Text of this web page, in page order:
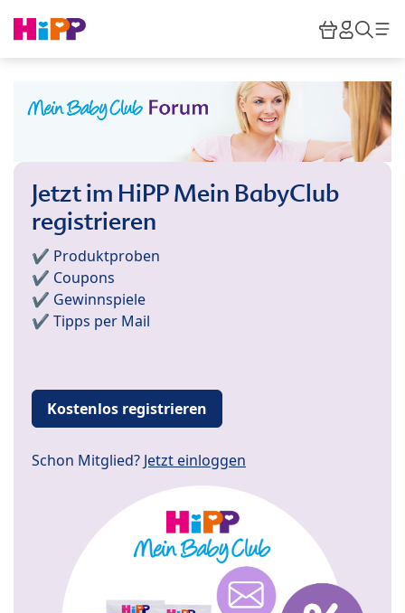
HiPP
Jetzt im HiPP Mein BabyClub
registrieren
✔️ Produktproben
✔️ Coupons
✔️ Gewinnspiele
✔️ Tipps per Mail
Kostenlos registrieren
Schon Mitglied? Jetzt einloggen